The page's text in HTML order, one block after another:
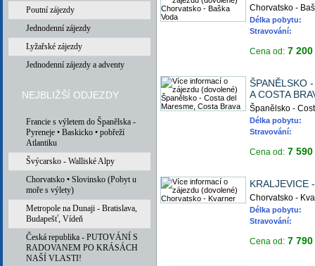
Chorvatsko -
Délka pobytu:
Stravování:
Cena od:7 200
ŠPANĚLSKO
A COSTA
Španělsko -
Délka pobytu:
Stravování:
Cena od:7 590
KRALJEVICE
Chorvatsko -
Délka pobytu:
Stravování:
Cena od:7 790
Poutní zájezdy
Jednodenní zájezdy
Lyžařské zájezdy
Jednodenní zájezdy a adventy
NEJBLIŽŠÍ ODJEZDY
Francie s výletem do Španělska -
Pyreneje • Baskicko • pobřeží
Atlantiku
Švýcarsko - Walliské Alpy
Chorvatsko • Slovinsko (Pobyt u
moře s výlety)
Metropole na Dunaji - Bratislava,
Budapešť, Vídeň
Česká republika - PUTOVÁNÍ S
RADOVANEM PO KRÁSÁCH
NAŠÍ VLASTI!